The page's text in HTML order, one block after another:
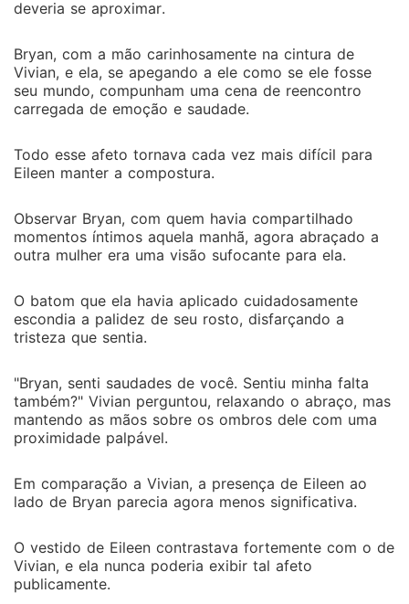
deveria se aproximar.
Bryan, com a mão carinhosamente na cintura de
Vivian, e ela, se apegando a ele como se ele fosse
seu mundo, compunham uma cena de reencontro
carregada de emoção e saudade.
Todo esse afeto tornava cada vez mais difícil para
Eileen manter a compostura.
Observar Bryan, com quem havia compartilhado
momentos íntimos aquela manhã, agora abraçado a
outra mulher era uma visão sufocante para ela.
O batom que ela havia aplicado cuidadosamente
escondia a palidez de seu rosto, disfarçando a
tristeza que sentia.
"Bryan, senti saudades de você. Sentiu minha falta
também?" Vivian perguntou, relaxando o abraço, mas
mantendo as mãos sobre os ombros dele com uma
proximidade palpável.
Em comparação a Vivian, a presença de Eileen ao
lado de Bryan parecia agora menos significativa.
O vestido de Eileen contrastava fortemente com o de
Vivian, e ela nunca poderia exibir tal afeto
publicamente.